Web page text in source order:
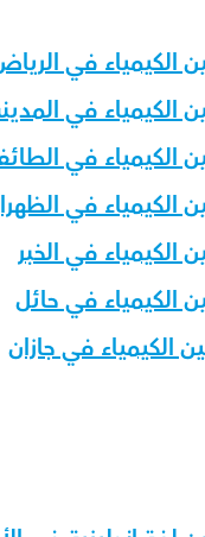
الكيمياء في
الكيمياء في
الكيمياء في
الكيمياء في
الكيمياء في الخبر
الكيمياء في حائل
الكيمياء في جازان